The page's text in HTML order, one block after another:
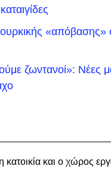
«απόβασης»
ζωντανοί»: Νέες
κατοικία και ο χώρος